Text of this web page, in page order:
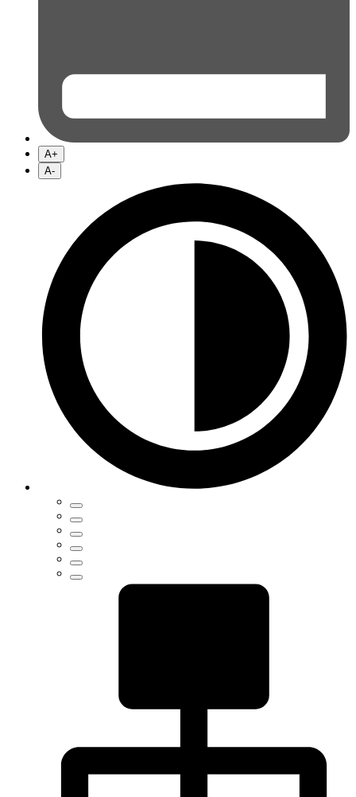
A+
A-